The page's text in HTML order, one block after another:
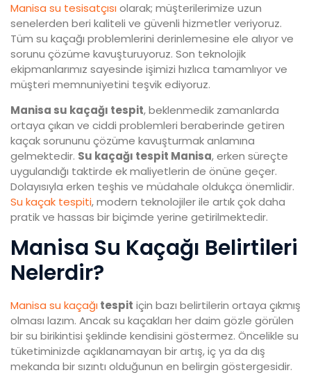
Manisa su tesisatçısıolarak; müşterilerimize uzun
senelerden beri kaliteli ve güvenli hizmetler veriyoruz.
Tüm su kaçağı problemlerini derinlemesine ele alıyor ve
sorunu çözüme kavuşturuyoruz. Son teknolojik
ekipmanlarımız sayesinde işimizi hızlıca tamamlıyor ve
müşteri memnuniyetini teşvik ediyoruz.
Manisa su kaçağı tespit, beklenmedik zamanlarda
ortaya çıkan ve ciddi problemleri beraberinde getiren
kaçak sorununu çözüme kavuşturmak anlamına
gelmektedir. Su kaçağı tespit Manisa, erken süreçte
uygulandığı taktirde ek maliyetlerin de önüne geçer.
Dolayısıyla erken teşhis ve müdahale oldukça önemlidir.
Su kaçak tespiti, modern teknolojiler ile artık çok daha
pratik ve hassas bir biçimde yerine getirilmektedir.
Manisa Su Kaçağı Belirtileri
Nelerdir?
Manisa su kaçağıtespit için bazı belirtilerin ortaya çıkmış
olması lazım. Ancak su kaçakları her daim gözle görülen
bir su birikintisi şeklinde kendisini göstermez. Öncelikle su
tüketiminizde açıklanamayan bir artış, iç ya da dış
mekanda bir sızıntı olduğunun en belirgin göstergesidir.